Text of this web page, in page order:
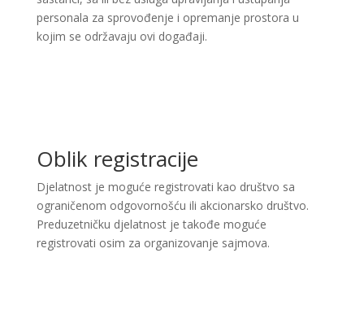
personala za sprovođenje i opremanje prostora u
kojim se održavaju ovi događaji.
Oblik registracije
Djelatnost je moguće registrovati kao društvo sa
ograničenom odgovornošću ili akcionarsko društvo.
Preduzetničku djelatnost je takođe moguće
registrovati osim za organizovanje sajmova.